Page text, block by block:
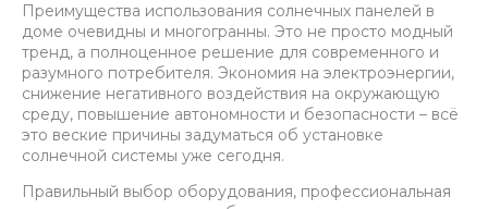
Преимущества использования солнечных панелей в
доме очевидны и многогранны. Это не просто модный
тренд, а полноценное решение для современного и
разумного потребителя. Экономия на электроэнергии,
снижение негативного воздействия на окружающую
среду, повышение автономности и безопасности – всё
это веские причины задуматься об установке
солнечной системы уже сегодня.
Правильный выбор оборудования, профессиональная